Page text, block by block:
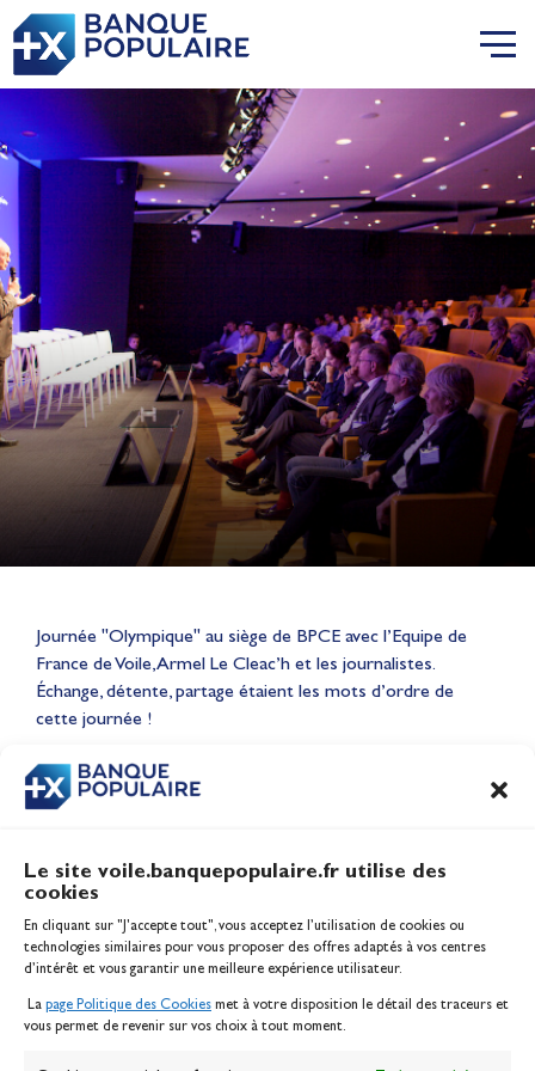
Le site voile.banquepopulaire.fr utilise des
cookies
En cliquant sur "J'accepte tout", vous acceptez l’utilisation de cookies ou
technologies similaires pour vous proposer des offres adaptés à vos centres
d’intérêt et vous garantir une meilleure expérience utilisateur.
La page Politique des Cookies met à votre disposition le détail des traceurs et
vous permet de revenir sur vos choix à tout moment.
Journée "Olympique" au siège de BPCE avec l’Equipe de
France de Voile, Armel Le Cleac’h et les journalistes.
Échange, détente, partage étaient les mots d’ordre de
cette journée !
CONTENU
Lauriane Nolot en or à Long
Beach, sur le plan d'eau des
Jeux Olympiques 2028
Inscription serveur média
Contact
Politique des cookies